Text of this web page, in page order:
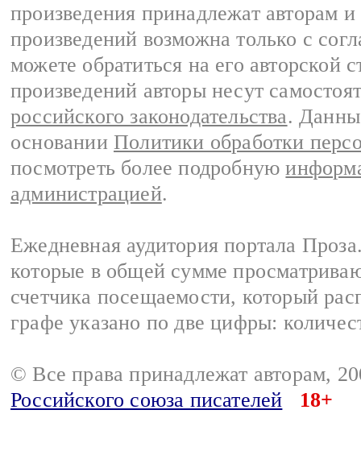
произведения принадлежат авторам
произведений возможна только с
можете обратиться на его авторской
произведений авторы несут
российского законодательства.
основании Политики обработки
посмотреть более подробную
администрацией.
Ежедневная аудитория портала
которые в общей сумме
счетчика посещаемости, который
графе указано по две цифры:
© Все права принадлежат авторам,
Российского союза писателей
18+